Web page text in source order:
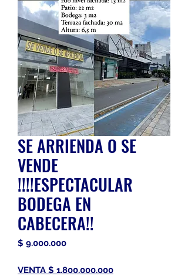
SE ARRIENDA O SE
VENDE
!!!!ESPECTACULAR
BODEGA EN
CABECERA!!
$ 9.000.000Precio
VENTA $ 1.800.000.000